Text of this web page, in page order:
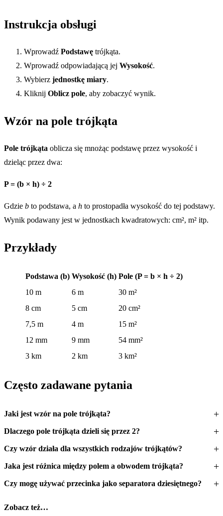
Instrukcja obsługi
Wprowadź Podstawę trójkąta.
Wprowadź odpowiadającą jej Wysokość.
Wybierz jednostkę miary.
Kliknij Oblicz pole, aby zobaczyć wynik.
Wzór na pole trójkąta
Pole trójkąta oblicza się mnożąc podstawę przez wysokość i
dzieląc przez dwa:
P = (b × h) ÷ 2
Gdzie b to podstawa, a h to prostopadła wysokość do tej podstawy.
Wynik podawany jest w jednostkach kwadratowych: cm², m² itp.
Przykłady
Podstawa (b) Wysokość (h) Pole (P = b × h ÷ 2)
10 m
6 m
30 m²
8 cm
5 cm
20 cm²
7,5 m
4 m
15 m²
12 mm
9 mm
54 mm²
3 km
2 km 3 km²
Często zadawane pytania
Jaki jest wzór na pole trójkąta?
Dlaczego pole trójkąta dzieli się przez 2?
Czy wzór działa dla wszystkich rodzajów trójkątów?
Jaka jest różnica między polem a obwodem trójkąta?
Czy mogę używać przecinka jako separatora dziesiętnego?
Zobacz też…